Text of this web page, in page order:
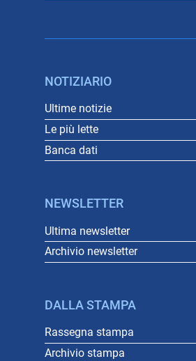
NOTIZIARIO
Ultime notizie
Le più lette
Banca dati
NEWSLETTER
Ultima newsletter
Archivio newsletter
DALLA STAMPA
Rassegna stampa
Archivio stampa